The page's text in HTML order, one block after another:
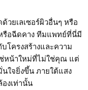
วยเลเซอร์ผิวอื่นๆ หรือ
รือฉีดคาง ทีมแพทย์ที่นี่มี
ครงสร้างและความ
ช่หน้าใหม่ที่ไม่ใช่คุณ แต่
ใจยิ่งขึ้น ภายใต้แสง
งเท่านั้น